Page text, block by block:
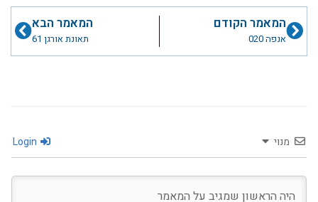
קודםהמאמר הקודם
אנפה 020
המאמר הבא
תאונת אורגן 61
הבא
מנוי